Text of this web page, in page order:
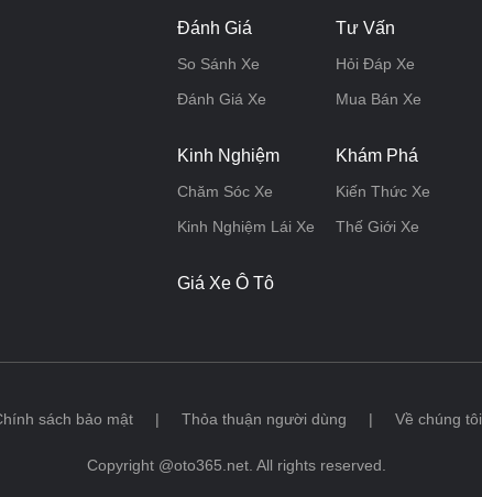
Đánh Giá
So Sánh Xe
Đánh Giá Xe
Tư Vấn
Hỏi Đáp Xe
Mua Bán Xe
Kinh Nghiệm
Chăm Sóc Xe
Kinh Nghiệm Lái Xe
Khám Phá
Kiến Thức Xe
Thế Giới Xe
Giá Xe Ô Tô
sách bảo mật | Thỏa thuận người dùng | Về chúng tôi
Copyright @oto365.net. All rights reserved.